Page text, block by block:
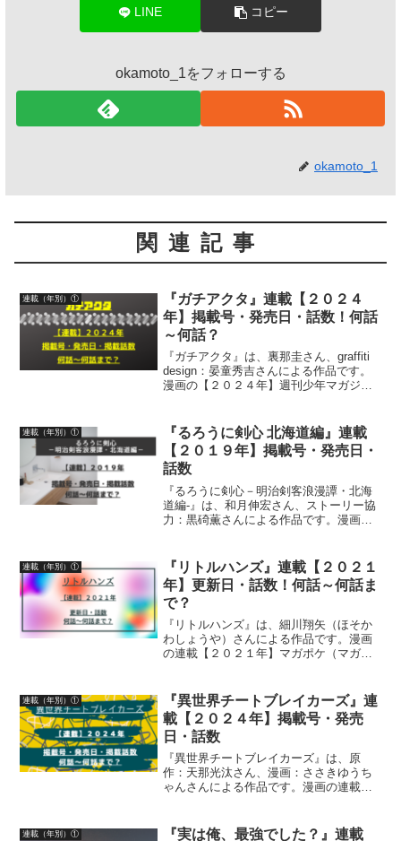
LINE コピー
okamoto_1をフォローする
okamoto_1
関連記事
連載（年別）①
『ガチアクタ』連載【２０２４
年】掲載号・発売日・話数！何話
～何話？
『ガチアクタ』は、裏那圭さん、graffiti
design：晏童秀吉さんによる作品です。
漫画の【２０２４年】週刊少年マガジン
連載（年別）①
『るろうに剣心 北海道編』連載
【２０１９年】掲載号・発売日・
話数
『るろうに剣心－明治剣客浪漫譚・北海
道編-』は、和月伸宏さん、ストーリー協
力：黒碕薫さんによる作品です。漫画の
日、掲載話数について詳しく紹介してい
ます
連載（年別）①
『リトルハンズ』連載【２０２１
年】更新日・話数！何話～何話ま
で？
『リトルハンズ』は、細川翔矢（ほそか
わしょうや）さんによる作品です。漫画
の連載【２０２１年】マガポケ（マガジ
連載（年別）①
『異世界チートブレイカーズ』連
載【２０２４年】掲載号・発売
日・話数
『異世界チートブレイカーズ』は、原
作：天那光汰さん、漫画：ささきゆうち
ゃんさんによる作品です。漫画の連載
紹介しています
連載（年別）① 『実は俺、最強でした？』連載